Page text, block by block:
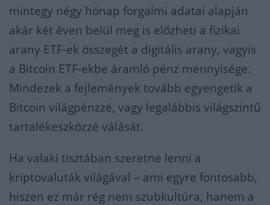
mintegy négy hónap forgalmi adatai alapján
akár két éven belül meg is előzheti a fizikai
arany ETF-ek összegét a digitális arany, vagyis
a Bitcoin ETF-ekbe áramló pénz mennyisége.
Mindezek a fejlemények tovább egyengetik a
Bitcoin világpénzzé, vagy legalábbis világszintű
tartalékeszközzé válását.
Ha valaki tisztában szeretne lenni a
kriptovaluták világával – ami egyre fontosabb,
hiszen ez már rég nem szubkultúra, hanem a